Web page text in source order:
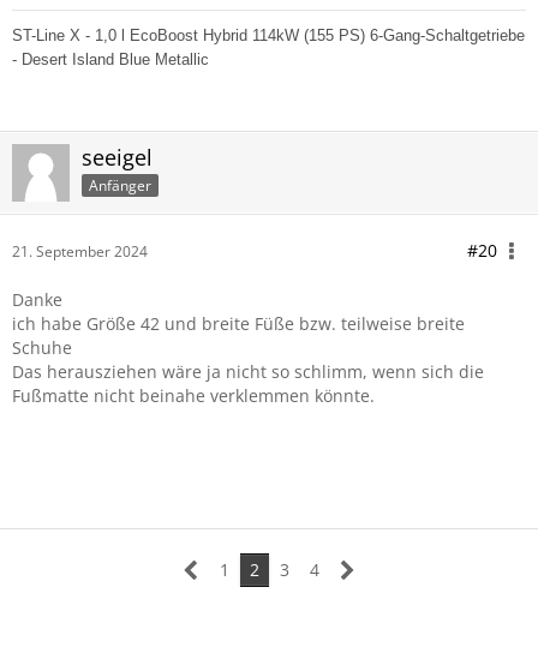
ST-Line X - 1,0 l EcoBoost Hybrid 114kW (155 PS) 6-Gang-Schaltgetriebe
- Desert Island Blue Metallic
seeigel
Anfänger
21. September 2024 #20
Danke
ich habe Größe 42 und breite Füße bzw. teilweise breite
Schuhe
Das herausziehen wäre ja nicht so schlimm, wenn sich die
Fußmatte nicht beinahe verklemmen könnte.
1 2 3 4